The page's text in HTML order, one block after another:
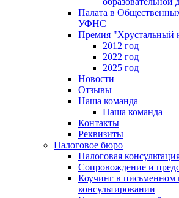
Палата в
УФНС
Премия "Хрустальный
2012 год
2022 год
2025 год
Новости
Отзывы
Наша команда
Наша команда
Контакты
Реквизиты
Налоговое бюро
Налоговая
Cопровождение и
Коучинг в письменном
консультировании